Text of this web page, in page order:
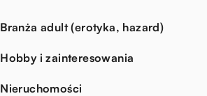
Branża adult (erotyka, hazard)
Hobby i zainteresowania
Nieruchomości